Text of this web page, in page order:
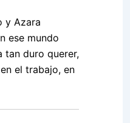
y Azara
ese mundo
tan duro querer,
el trabajo, en